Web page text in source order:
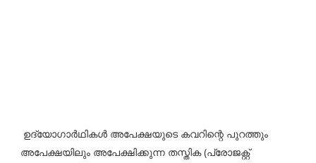
ഉദ്യോഗാർഥികൾ അപേക്ഷയുടെ കവറിന്റെ പുറത്തും
അപേക്ഷയിലും അപേക്ഷിക്കുന്ന തസ്തിക (പ്രോജക്റ്റ്